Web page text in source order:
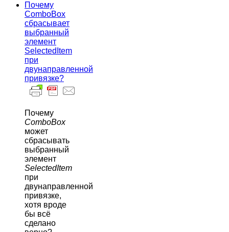
Почему
ComboBox
сбрасывает
выбранный
элемент
SelectedItem
при
двунаправленной
привязке?
Почему
ComboBox
может
сбрасывать
выбранный
элемент
SelectedItem
при
двунаправленной
привязке,
хотя вроде
бы всё
сделано